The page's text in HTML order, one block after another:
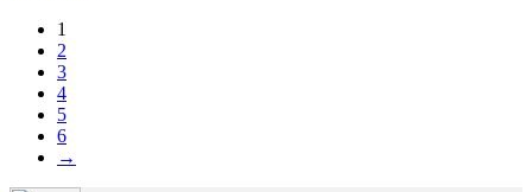
1
2
3
4
5
6
→